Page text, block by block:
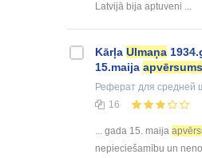
Latvijā bija aptuveni ...
Kārļa Ulmaņa
15.maija apvērsums
Реферат для средней
16
... gada 15. maija
nepieciešamību un